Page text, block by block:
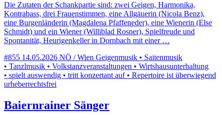
Die Zutaten der Schankpartie sind: zwei Geigen, Harmonika,
Kontrabass, drei Frauenstimmen, eine Allgäuerin (Nicola Benz),
eine Burgenländerin (Magdalena Pfaffeneder), eine Wienerin (Else
Schmidt) und ein Wiener (Williblad Rosner), Spielfreude und
Spontanität, Heurigenkeller in Dornbach mit einer …
#855 14.05.2026 NÖ / Wien Geigenmusik • Saitenmusik
• Tanzlmusik • Volkstanzveranstaltungen • Wirtshausunterhaltung
• spielt auswendig • tritt konzertant auf • Repertoire ist überwiegend
urheberrechtsfrei
Baiernrainer Sänger